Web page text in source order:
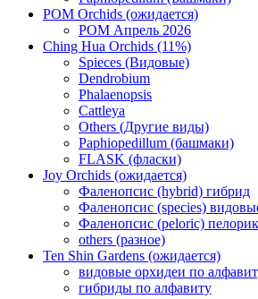
POM Orchids (ожидается)
POM Апрель 2026
Ching Hua Orchids (11%)
Spieces (Видовые)
Dendrobium
Phalaenopsis
Cattleya
Others (Другие виды)
Paphiopedillum (башмаки)
FLASK (фласки)
Joy Orchids (ожидается)
Фаленопсис (hybrid) гибрид
Фаленопсис (species)
Фаленопсис (peloric)
others (разное)
Ten Shin Gardens (ожидается)
видовые орхидеи по
гибриды по алфавиту